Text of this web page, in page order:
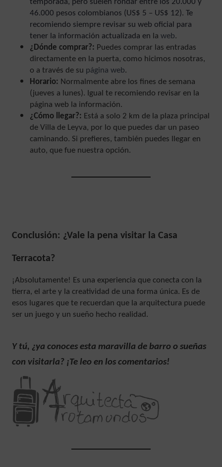
temporada, pero suelen rondar entre los 20.000 y
46.000 pesos colombianos (US$ 5 – US$ 12). Te
recomiendo siempre revisar su web oficial para
tener la información actualizada en la web.
¿Dónde comprar?: Puedes comprar las entradas
directamente en la puerta, como hicimos nosotras,
o a través de su página web.
Horario: Normalmente abre los fines de semana
(jueves a lunes). Igual te recomiendo revisar en la
página web la información.
¿Cómo llegar?: Está a solo 2 km de la plaza principal
de Villa de Leyva, por lo que puedes dar un paseo
caminando. Si prefieres, también puedes llegar en
auto, que fue nuestra opción.
Conclusión: ¿Vale la pena visitar la Casa
Terracota?
¡Absolutamente! Es una experiencia que conecta con la
tierra, el arte y la creatividad de una forma única. Es de
esos lugares que te recuerdan que la arquitectura puede
ser un juego y un sueño hecho realidad.
Y tú, ¿ya conoces esta maravilla de barro o sueñas
con visitarla? ¡Te leo en los comentarios!